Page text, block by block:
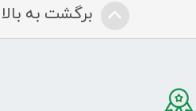
برگشت به بالا